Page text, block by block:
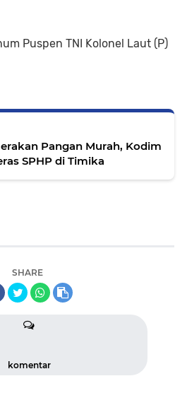
Puspen TNI Kolonel Laut (P)
Pangan Murah, Kodim
SPHP di Timika
SHARE
komentar